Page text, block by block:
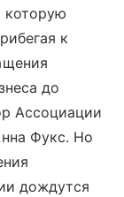
которую
к
до
Ассоциации
Фукс. Но
дождутся